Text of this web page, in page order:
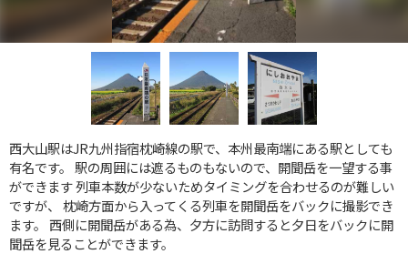
西大山駅はJR九州指宿枕崎線の駅で、本州最南端にある駅としても
有名です。 駅の周囲には遮るものもないので、開聞岳を一望する事
ができます 列車本数が少ないためタイミングを合わせるのが難しい
ですが、 枕崎方面から入ってくる列車を開聞岳をバックに撮影でき
ます。 西側に開聞岳がある為、夕方に訪問すると夕日をバックに開
聞岳を見ることができます。